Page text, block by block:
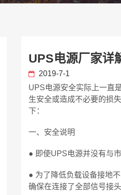
UPS电源厂家详
2019-7-1
UPS电源安全实际上一直
生安全或造成不必要的损
下：
一、安全说明
● 即使UPS电源并没有与
● 为了降低负载设备接地
确保在连接了全部信号接